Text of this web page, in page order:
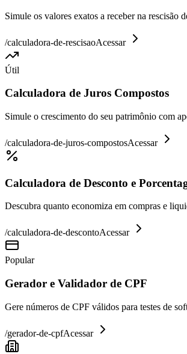
Simule os valores exatos a receber na
/calculadora-de-rescisaoAcessar
Útil
Calculadora de Juros Compostos
Simule o crescimento do seu patrimônio com
/calculadora-de-juros-compostosAcessar
Calculadora de Desconto e
Descubra quanto economiza em compras e
/calculadora-de-descontoAcessar
Popular
Gerador e Validador de CPF
Gere números de CPF válidos para testes de
/gerador-de-cpfAcessar